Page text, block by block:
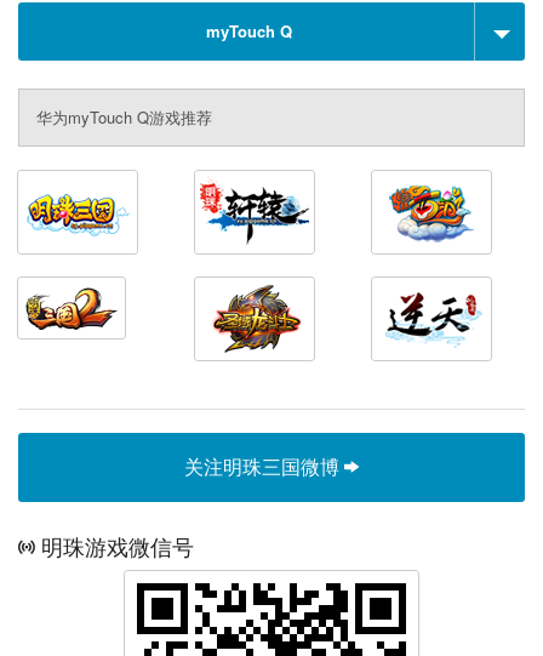
myTouch Q
华为myTouch Q游戏推荐
关注明珠三国微博
明珠游戏微信号